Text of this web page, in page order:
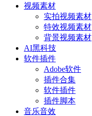
视频素材
实拍视频素材
特效视频素材
背景视频素材
AI黑科技
软件插件
Adobe软件
插件合集
软件插件
插件脚本
音乐音效